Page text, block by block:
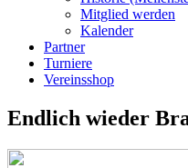
Mitglied werden
Kalender
Partner
Turniere
Vereinsshop
Endlich wieder